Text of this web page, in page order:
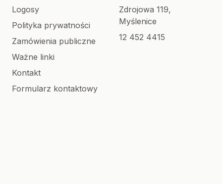
Logosy
Polityka prywatności
Zamówienia publiczne
Ważne linki
Kontakt
Formularz kontaktowy
Zdrojowa 119,
Myślenice
12 452 4415